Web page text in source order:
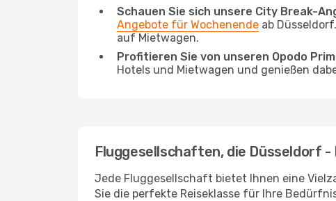
Schauen Sie sich unsere City Break-
Angebote für Wochenende ab
auf Mietwagen.
Profitieren Sie von unseren Opodo
Hotels und Mietwagen und genießen
Fluggesellschaften, die Düsseldorf
Jede Fluggesellschaft bietet Ihnen eine
Sie die perfekte Reiseklasse für Ihre